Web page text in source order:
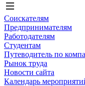
Соискателям
Предпринимателям
Работодателям
Студентам
Путеводитель по
Рынок труда
Новости сайта
Календарь